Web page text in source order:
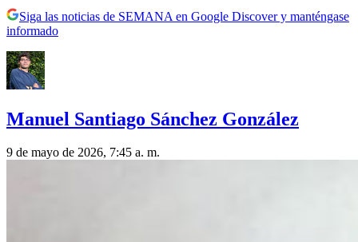
Siga las noticias de SEMANA en Google Discover y manténgase
informado
Manuel Santiago Sánchez González
9 de mayo de 2026, 7:45 a. m.